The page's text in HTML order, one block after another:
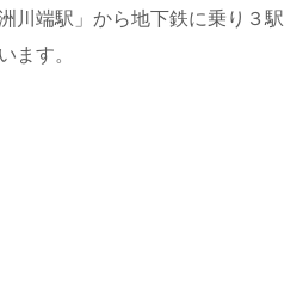
川端駅」から地下鉄に乗り３駅
ます。